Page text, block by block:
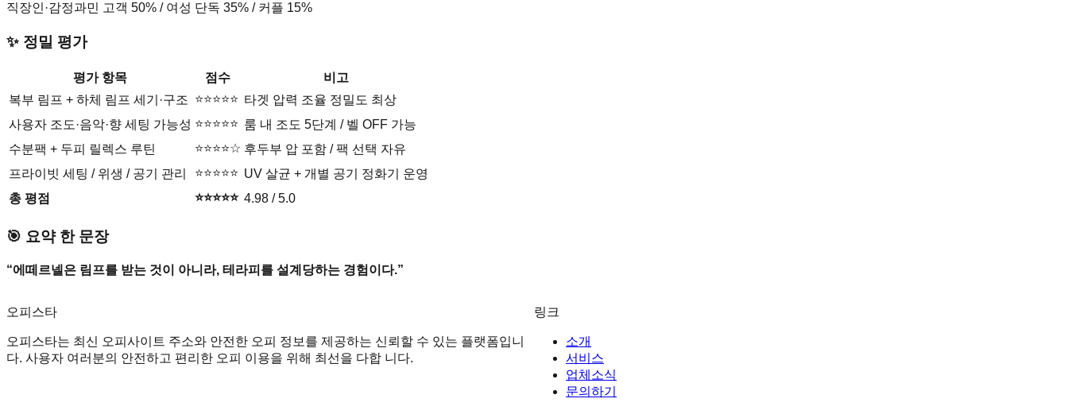
직장인·감정과민 고객 50% / 여성 단독 35% / 커플 15%
✨ 정밀 평가
평가 항목 점수
비고
복부 림프 + 하체 림프 세기·구조 ⭐⭐⭐⭐⭐ 타겟 압력 조율 정밀도 최상
사용자 조도·음악·향 세팅 가능성 ⭐⭐⭐⭐⭐ 룸 내 조도 5단계 / 벨 OFF 가능
수분팩 + 두피 릴렉스 루틴
⭐⭐⭐⭐☆ 후두부 압 포함 / 팩 선택 자유
프라이빗 세팅 / 위생 / 공기 관리
⭐⭐⭐⭐⭐ UV 살균 + 개별 공기 정화기 운영
총 평점
⭐⭐⭐⭐⭐ 4.98 / 5.0
🎯 요약 한 문장
“에떼르넬은 림프를 받는 것이 아니라, 테라피를 설계당하는 경험이다.”
오피스타
오피스타는 최신 오피사이트 주소와 안전한 오피 정보를 제공하는 신뢰할 수 있는 플랫폼입니
다. 사용자 여러분의 안전하고 편리한 오피 이용을 위해 최선을 다합 니다.
링크
소개
서비스
업체소식
문의하기